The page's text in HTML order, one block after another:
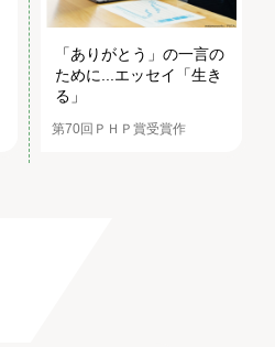
「ありがとう」の一言の
ために...エッセイ「生き
る」
第70回ＰＨＰ賞受賞作